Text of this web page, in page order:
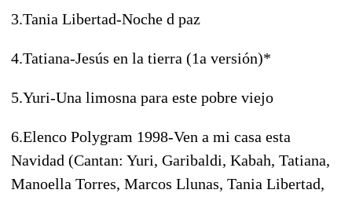
3.Tania Libertad-Noche d paz
4.Tatiana-Jesús en la tierra (1a versión)*
5.Yuri-Una limosna para este pobre viejo
6.Elenco Polygram 1998-Ven a mi casa esta
Navidad (Cantan: Yuri, Garibaldi, Kabah, Tatiana,
Manoella Torres, Marcos Llunas, Tania Libertad,